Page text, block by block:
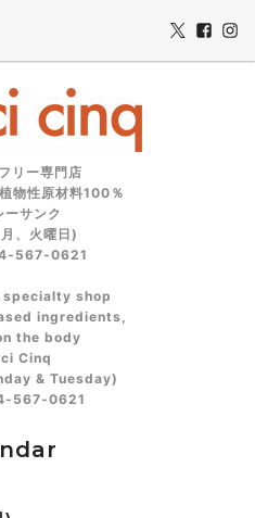
リー専門店
物性原材料100％
ーサンク
、火曜日)
567-0621
specialty shop
ingredients,
the body
Cinq
& Tuesday)